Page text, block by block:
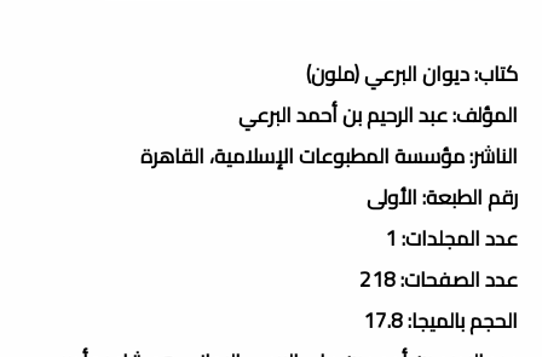
كتاب: ديوان البرعي (ملون)
المؤلف: عبد الرحيم بن أحمد البرعي
الناشر: مؤسسة المطبوعات الإسلامية، القاهرة
رقم الطبعة: الأولى
عدد المجلدات: 1
عدد الصفحات: 218
الحجم بالميجا: 17.8